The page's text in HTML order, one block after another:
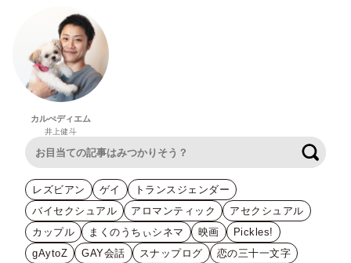
カルぺディエム
井上健斗
レズビアン ゲイ
トランスジェンダー
バイセクシュアル
アロマンティック
アセクシュアル
カップル
まくのうちぃシネマ 映画
Pickles!
gAytoZ
GAY会話 スナップログ
恋の三十一文字